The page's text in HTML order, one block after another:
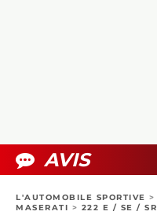
BOUTIQUE
AVIS
L'AUTOMOBILE SPORTIVE >
MASERATI > 222 E / SE / SR